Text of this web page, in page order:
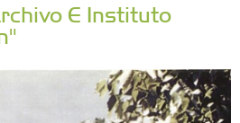
E Instituto